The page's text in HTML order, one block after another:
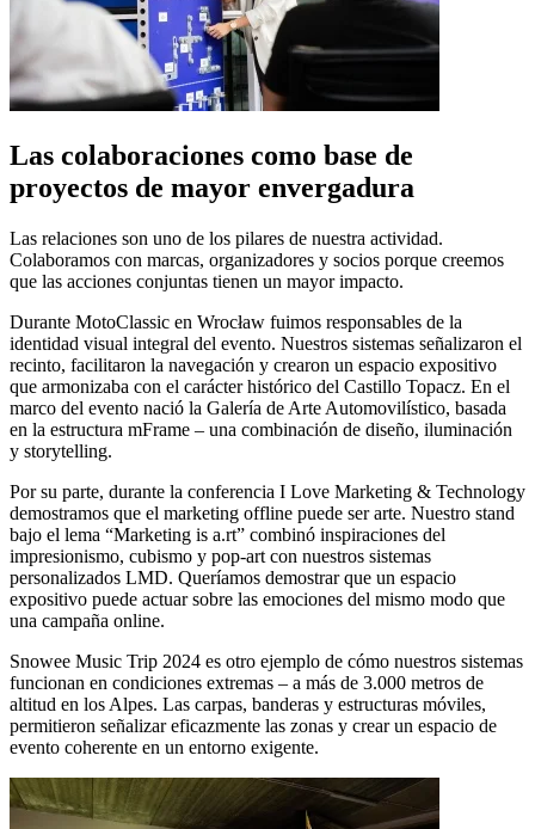
Las colaboraciones como base de
proyectos de mayor envergadura
Las relaciones son uno de los pilares de nuestra actividad.
Colaboramos con marcas, organizadores y socios porque creemos
que las acciones conjuntas tienen un mayor impacto.
Durante MotoClassic en Wrocław fuimos responsables de la
identidad visual integral del evento. Nuestros sistemas señalizaron el
recinto, facilitaron la navegación y crearon un espacio expositivo
que armonizaba con el carácter histórico del Castillo Topacz. En el
marco del evento nació la Galería de Arte Automovilístico, basada
en la estructura mFrame – una combinación de diseño, iluminación
y storytelling.
Por su parte, durante la conferencia I Love Marketing & Technology
demostramos que el marketing offline puede ser arte. Nuestro stand
bajo el lema “Marketing is a.rt” combinó inspiraciones del
impresionismo, cubismo y pop-art con nuestros sistemas
personalizados LMD. Queríamos demostrar que un espacio
expositivo puede actuar sobre las emociones del mismo modo que
una campaña online.
Snowee Music Trip 2024 es otro ejemplo de cómo nuestros sistemas
funcionan en condiciones extremas – a más de 3.000 metros de
altitud en los Alpes. Las carpas, banderas y estructuras móviles,
permitieron señalizar eficazmente las zonas y crear un espacio de
evento coherente en un entorno exigente.